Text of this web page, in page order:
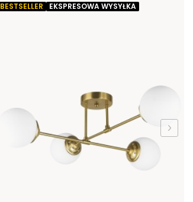
BESTSELLER EKSPRESOWA WYSYŁKA